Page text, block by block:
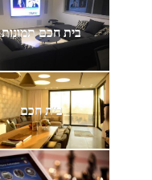
בית חכם תמונות
בית חכם